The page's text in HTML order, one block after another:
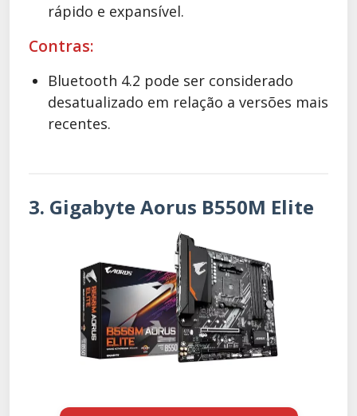
rápido e expansível.
Contras:
Bluetooth 4.2 pode ser considerado
desatualizado em relação a versões mais
recentes.
3. Gigabyte Aorus B550M Elite